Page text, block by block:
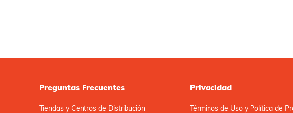
Preguntas Frecuentes
Tiendas y Centros de Distribución
Privacidad
Términos de Uso y Política de